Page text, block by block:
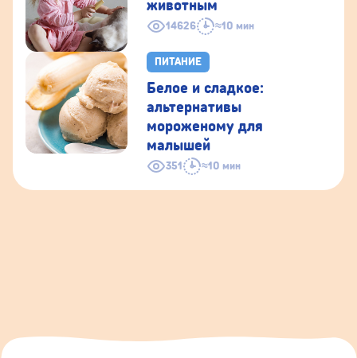
14626 ≈10 мин
животным
ПИТАНИЕ
351 ≈10 мин
Белое и сладкое:
альтернативы
мороженому для
малышей